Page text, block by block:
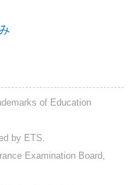
of Education
by ETS.
Examination Board,